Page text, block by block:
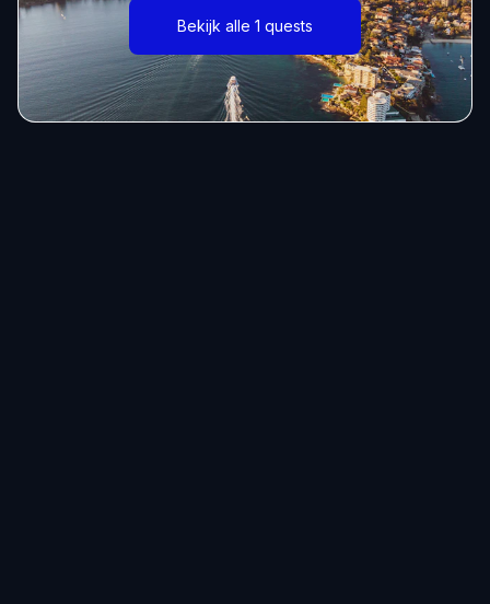
Bekijk alle 1 quests